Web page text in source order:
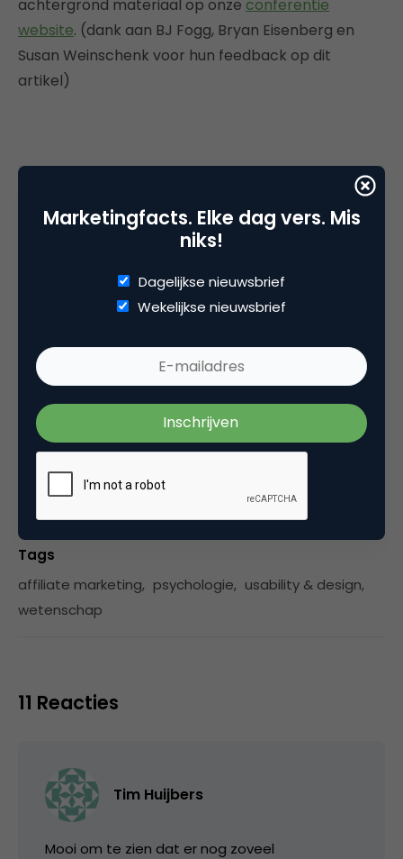
achtergrond materiaal op onze conferentie
website. (dank aan BJ Fogg, Bryan Eisenberg en
Susan Weinschenk voor hun feedback op dit
artikel)
Kopieer link
Categorie
Advertising
Tags
affiliate marketing, psychologie, usability & design,
wetenschap
11 Reacties
Tim Huijbers
Mooi om te zien dat er nog zoveel
Marketingfacts. Elke dag vers. Mis
niks!
Dagelijkse nieuwsbrief
Wekelijkse nieuwsbrief